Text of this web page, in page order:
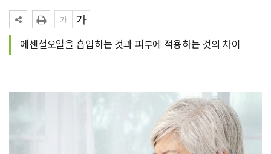
에센셜오일을 흡입하는 것과 피부에 적용하는 것의 차이